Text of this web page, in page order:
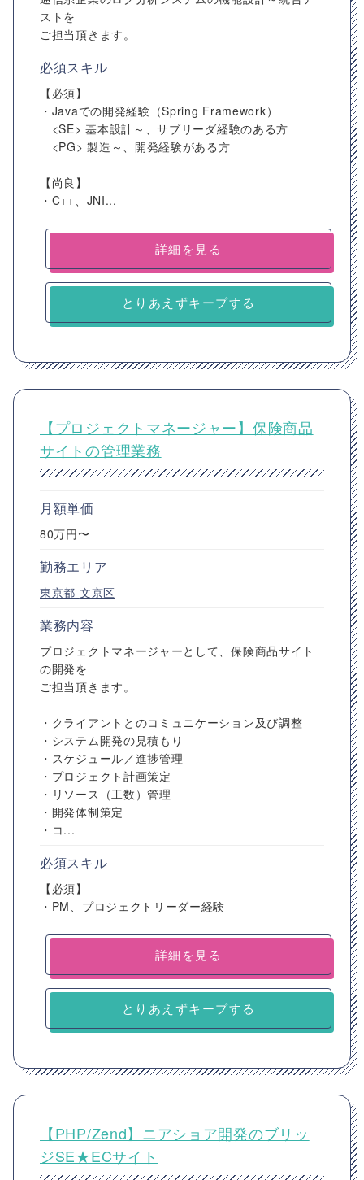
ストを
ご担当頂きます。
必須スキル
【必須】
・Javaでの開発経験（Spring Framework）
<SE> 基本設計～、サブリーダ経験のある方
<PG> 製造～、開発経験がある方
【尚良】
・C++、JNI...
詳細を見る
とりあえずキープする
【プロジェクトマネージャー】保険商品
サイトの管理業務
月額単価
80万円〜
勤務エリア
東京都 文京区
業務内容
プロジェクトマネージャーとして、保険商品サイト
の開発を
ご担当頂きます。
・クライアントとのコミュニケーション及び調整
・システム開発の見積もり
・スケジュール／進捗管理
・プロジェクト計画策定
・リソース（工数）管理
・開発体制策定
・コ...
必須スキル
【必須】
・PM、プロジェクトリーダー経験
詳細を見る
とりあえずキープする
【PHP/Zend】ニアショア開発のブリッ
ジSE★ECサイト